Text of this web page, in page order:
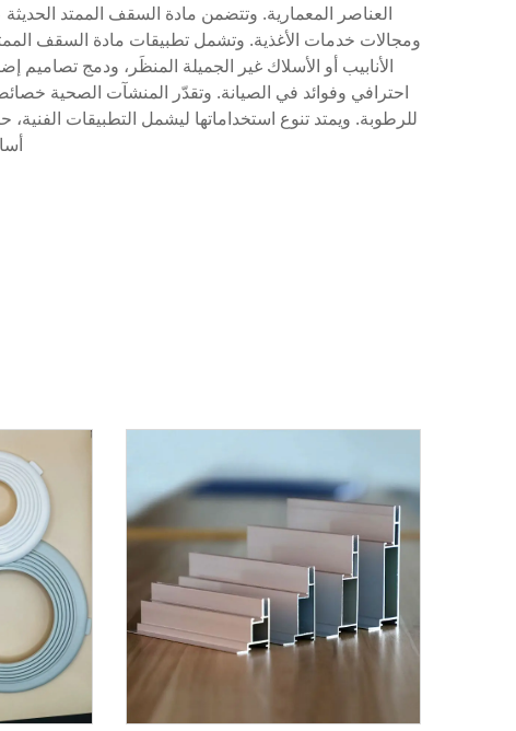
العناصر المعمارية. وتتضمن مادة السقف الممتد
ومجالات خدمات الأغذية. وتشمل تطبيقات مادة السقف
الأنابيب أو الأسلاك غير الجميلة المنظَر، ودمج
احترافي وفوائد في الصيانة. وتقدّر المنشآت الصحية
للرطوبة. ويمتد تنوع استخداماتها ليشمل التطبيقات